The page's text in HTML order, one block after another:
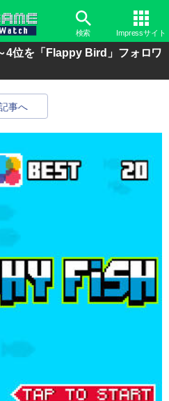
検索 Impressサイト
4位を「Flappy Bird」フォロワ
事へ